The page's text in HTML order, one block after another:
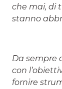
che mai, di
stanno
Da sempre
con
fornire